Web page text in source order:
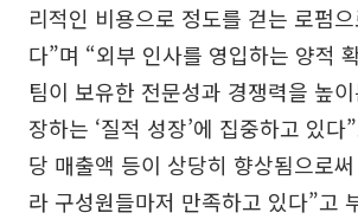
리적인 비용으로 정도를 걷는 로펌
다”며 “외부 인사를 영입하는 양적
팀이 보유한 전문성과 경쟁력을 높
장하는 ‘질적 성장’에 집중하고 있다
당 매출액 등이 상당히 향상됨으로
라 구성원들마저 만족하고 있다”고